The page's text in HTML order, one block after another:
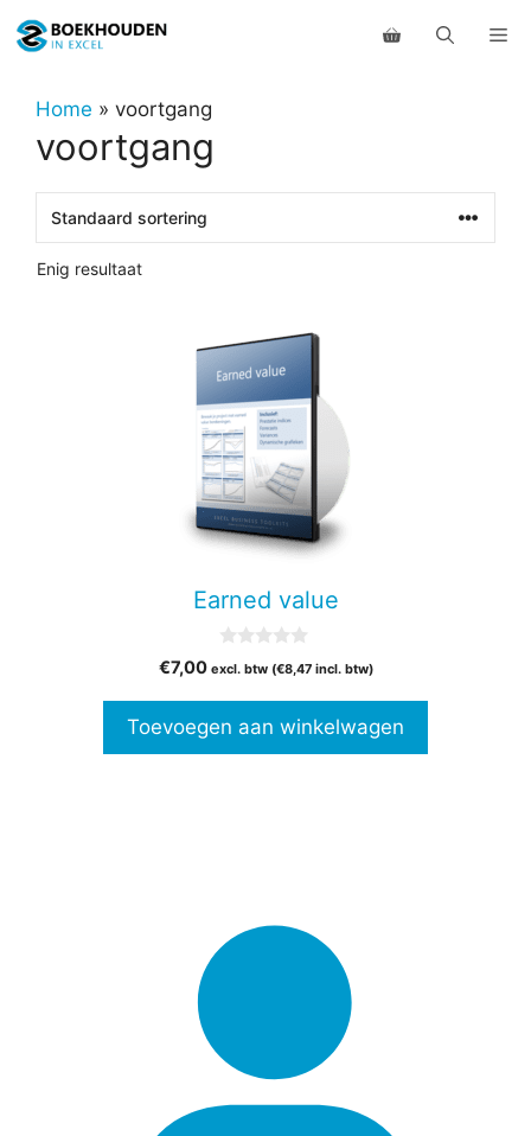
naar
inhoudHome » voortgang
voortgang
Enig resultaat
Earned value
v
5
€7,00 excl. btw (€8,47incl. btw)
Toevoegen aan winkelwagen